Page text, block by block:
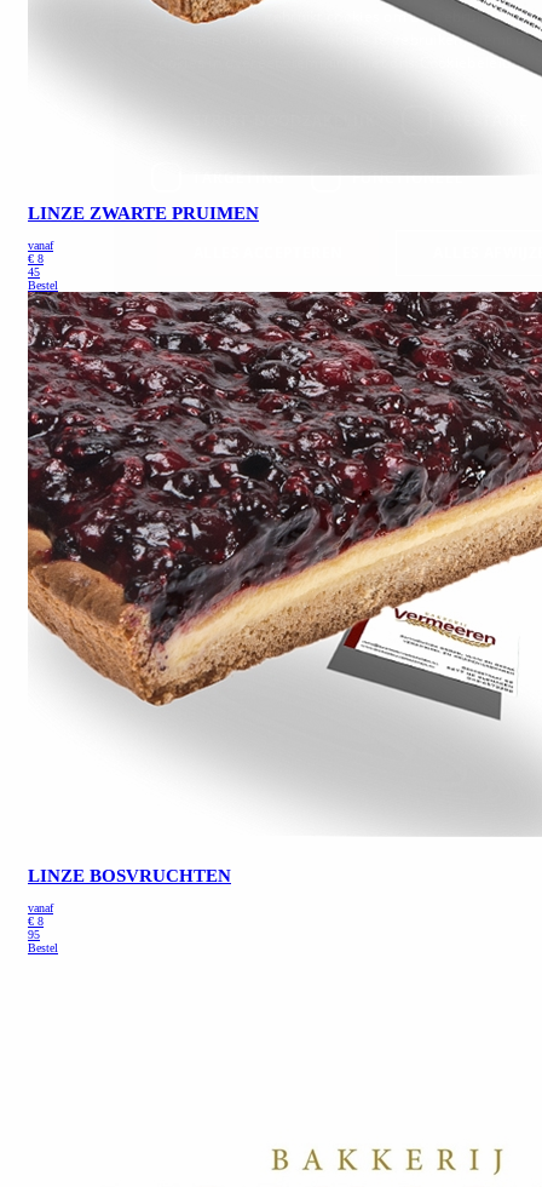
LINZE ZWARTE PRUIMEN
vanaf
€ 8
45
Bestel
LINZE BOSVRUCHTEN
vanaf
€ 8
95
Bestel